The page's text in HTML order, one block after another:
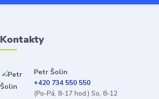
Kontakty
Petr Šolin
+420 734 550 550
(Po-Pá, 8-17 hod.) So, 8-12